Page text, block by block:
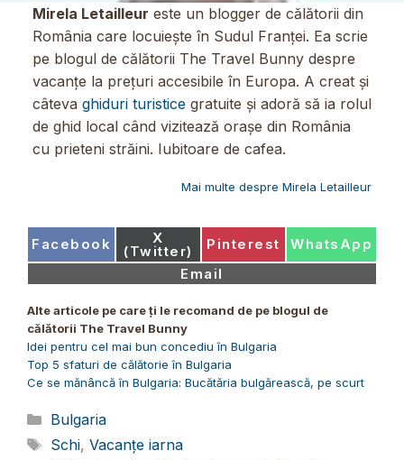
Mirela Letailleur este un blogger de călătorii din
România care locuiește în Sudul Franței. Ea scrie
pe blogul de călătorii The Travel Bunny despre
vacanțe la prețuri accesibile în Europa. A creat și
câteva ghiduri turisticegratuite și adoră să ia rolul
de ghid local când vizitează orașe din România
cu prieteni străini. Iubitoare de cafea.
Mai multe despre Mirela Letailleur
Share
Facebook Share
on
X
(Twitter) Share
Pinterest Share
WhatsApp
Share
on
Email
Alte articole pe care ți le recomand de pe blogul de
călătorii The Travel Bunny
Idei pentru cel mai bun concediu în Bulgaria
Top 5 sfaturi de călătorie în Bulgaria
Ce se mănâncă în Bulgaria: Bucătăria bulgărească, pe scurt
Categorii
Bulgaria
Etichete
Schi, Vacanțe iarna